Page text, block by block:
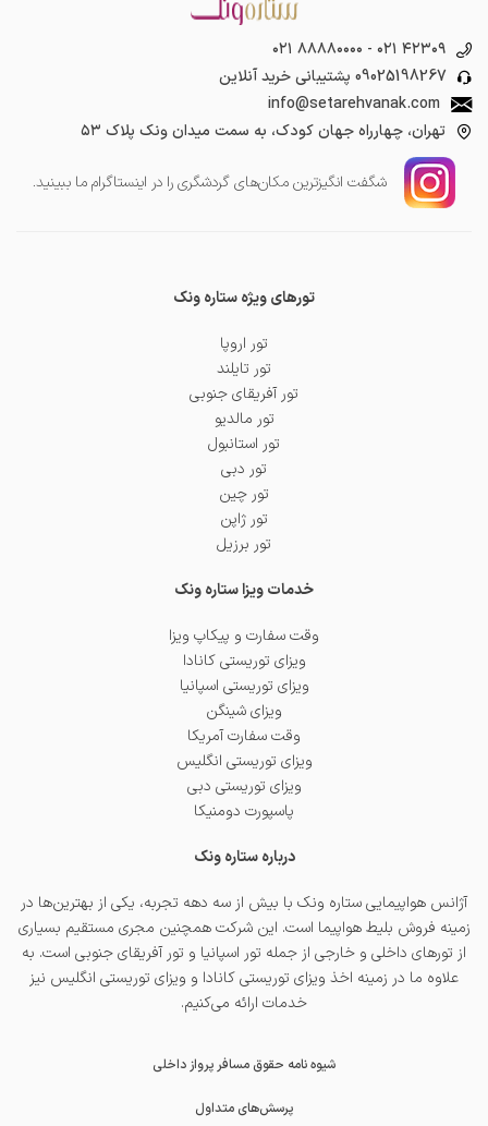
۰۲۱ ۸۸۸۸۰۰۰۰ - ۰۲۱ ۴۲۳۰۹
09025198267 پشتیبانی خرید آنلاین
info@setarehvanak.com
تهران، چهارراه جهان کودک، به سمت میدان ونک پلاک ۵۳
شگفت انگیز‌ترین مکان‌های گردشگری را در اینستاگرام ما ببینید.
تورهای ویژه ستاره ونک
تور اروپا
تور تایلند
تور آفریقای جنوبی
تور مالدیو
تور استانبول
تور دبی
تور چین
تور ژاپن
تور برزیل
خدمات ویزا ستاره ونک
وقت سفارت و پیکاپ ویزا
ویزای توریستی کانادا
ویزای توریستی اسپانیا
ویزای شینگن
وقت سفارت آمریکا
ویزای توریستی انگلیس
ویزای توریستی دبی
پاسپورت دومنیکا
درباره ستاره ونک
آژانس هواپیمایی ستاره ونک با بیش از سه دهه تجربه، یکی از بهترین‌ها در
زمینه فروش بلیط هواپیما است. این شرکت همچنین مجری مستقیم بسیاری
از تورهای داخلی و خارجی از جمله تور اسپانیا و تور آفریقای جنوبی است. به
علاوه ما در زمینه اخذ ویزای توریستی کانادا و ویزای توریستی انگلیس نیز
خدمات ارائه می‌کنیم.
شیوه نامه حقوق مسافر پرواز داخلی
پرسش‌های متداول